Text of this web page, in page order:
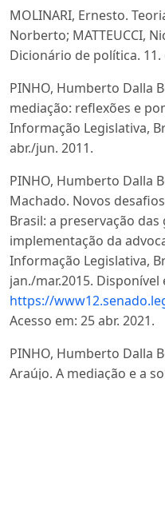
MOLINARI, Ernesto.
Norberto; MATTEUCCI,
Dicionário de política. 11.
PINHO, Humberto Dalla
mediação: reflexões e
Informação Legislativa,
abr./jun. 2011.
PINHO, Humberto Dalla
Machado. Novos
Brasil: a preservação
implementação da
Informação Legislativa,
jan./mar.2015. Disponível
https://
Acesso em: 25 abr. 2021.
PINHO, Humberto Dalla
Araújo. A mediação e a